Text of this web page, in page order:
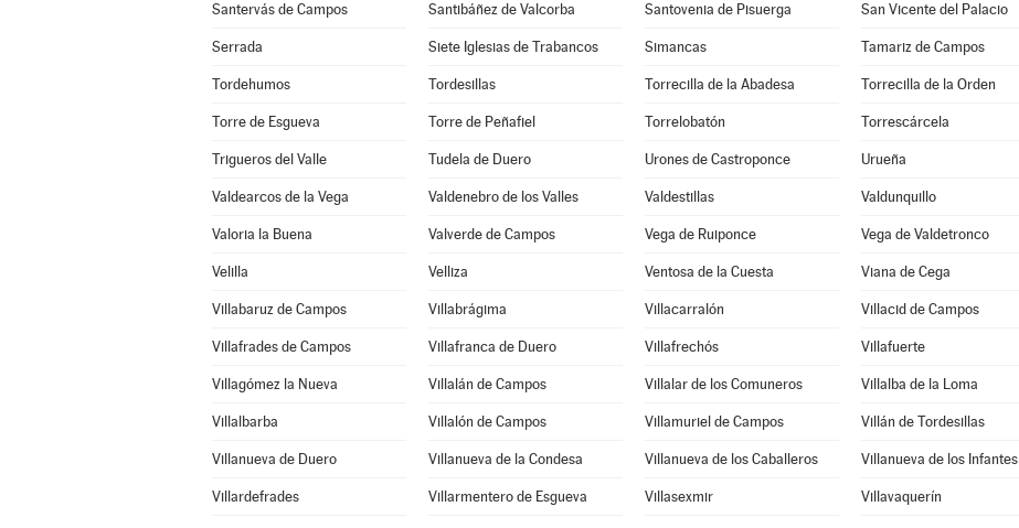
Santervás de Campos Santibáñez de Valcorba Santovenia de Pisuerga San Vicente del Palacio
Serrada Siete Iglesias de Trabancos Simancas Tamariz de Campos
Tordehumos Tordesillas Torrecilla de la Abadesa Torrecilla de la Orden
Torre de Esgueva Torre de Peñafiel Torrelobatón Torrescárcela
Trigueros del Valle Tudela de Duero Urones de Castroponce Urueña
Valdearcos de la Vega Valdenebro de los Valles Valdestillas Valdunquillo
Valoria la Buena Valverde de Campos Vega de Ruiponce Vega de Valdetronco
Velilla Velliza Ventosa de la Cuesta Viana de Cega
Villabaruz de Campos Villabrágima Villacarralón Villacid de Campos
Villafrades de Campos Villafranca de Duero Villafrechós Villafuerte
Villagómez la Nueva Villalán de Campos Villalar de los Comuneros Villalba de la Loma
Villalbarba Villalón de Campos Villamuriel de Campos Villán de Tordesillas
Villanueva de Duero Villanueva de la Condesa Villanueva de los Caballeros Villanueva de los Infantes
Villardefrades Villarmentero de Esgueva Villasexmir Villavaquerín